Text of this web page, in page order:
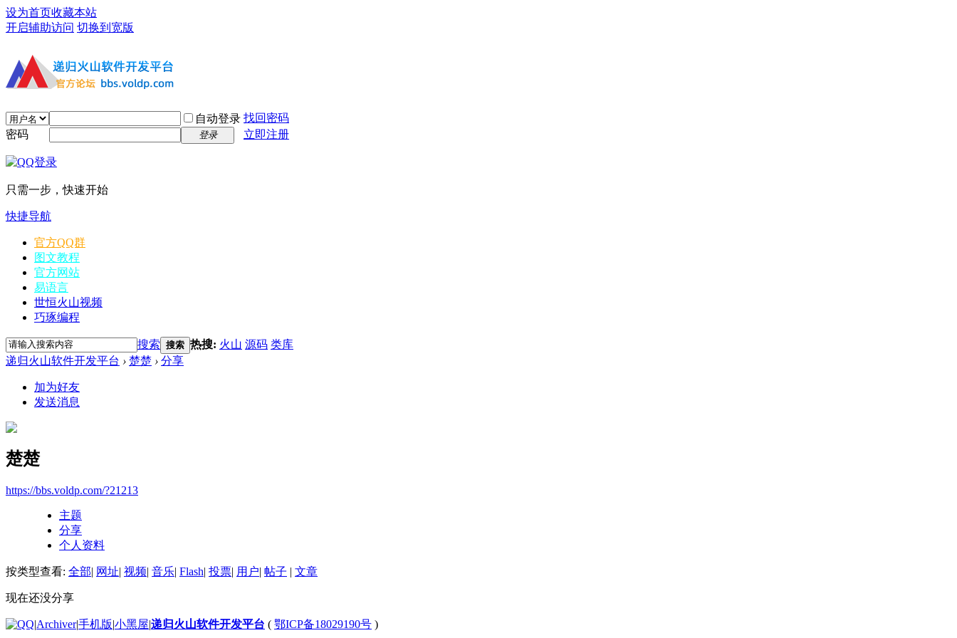
设为首页收藏本站
开启辅助访问 切换到宽版
自动登录 找回密码
密码
登录 立即注册
只需一步，快速开始
快捷导航
官方QQ群
图文教程
官方网站
易语言
世恒火山视频
巧琢编程
搜索 搜索 热搜: 火山 源码 类库
递归火山软件开发平台 › 楚楚 › 分享
加为好友
发送消息
楚楚
https://bbs.voldp.com/?21213
主题
分享
个人资料
按类型查看: 全部| 网址| 视频| 音乐| Flash| 投票| 用户| 帖子 | 文章
现在还没分享
|Archiver|手机版|小黑屋|递归火山软件开发平台 ( 鄂ICP备18029190号 )